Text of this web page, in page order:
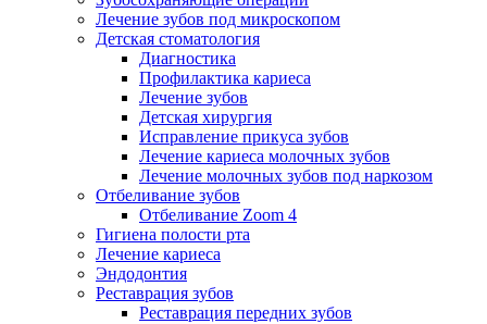
Лечение зубов под микроскопом
Детская стоматология
Диагностика
Профилактика кариеса
Лечение зубов
Детская хирургия
Исправление прикуса зубов
Лечение кариеса молочных зубов
Лечение молочных зубов под наркозом
Отбеливание зубов
Отбеливание Zoom 4
Гигиена полости рта
Лечение кариеса
Эндодонтия
Реставрация зубов
Реставрация передних зубов